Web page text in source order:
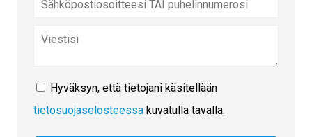
Hyväksyn, että tietojani käsitellään
tietosuojaselosteessa kuvatulla tavalla.